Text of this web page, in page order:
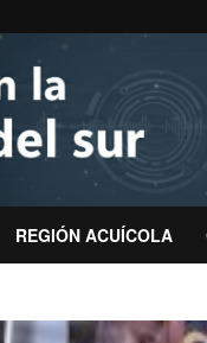
REGIÓN ACUÍCOLA